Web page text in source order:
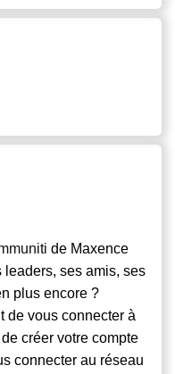
de Maxence
leaders, ses amis, ses
plus encore ?
de vous connecter à
créer votre compte
connecter au réseau